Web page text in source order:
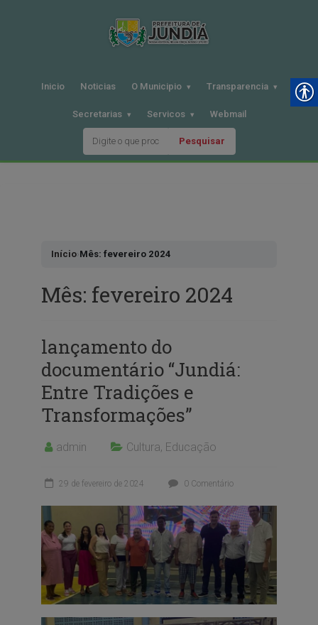
Inicio Noticias O Municipio Transparencia
Secretarias Servicos Webmail
Pesquisar
Início›Mês: fevereiro 2024
Mês: fevereiro 2024
lançamento do
documentário “Jundiá:
Entre Tradições e
Transformações”
admin Cultura, Educação
29 de fevereiro de 2024 0 Comentário